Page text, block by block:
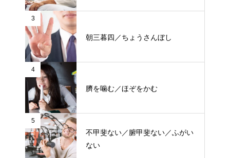
3
朝三暮四／ちょうさんぼし
4
臍を噛む／ほぞをかむ
5
不甲斐ない／腑甲斐ない／ふがい
ない